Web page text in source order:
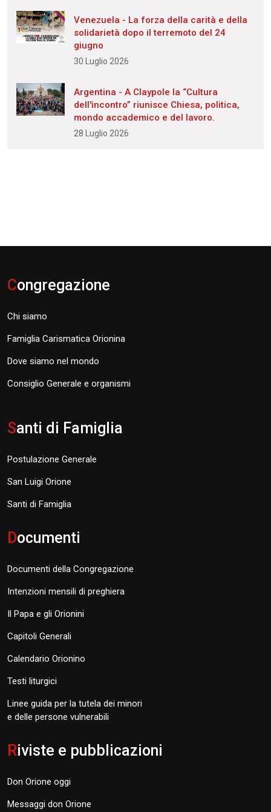
Venezuela - La forza della carità e della
solidarietà dopo il terremoto del 24
giugno
30 Luglio 2026
Argentina - A Claypole la “Cultura
dell'incontro” riunisce Chiesa, politica,
mondo accademico e del lavoro.
28 Luglio 2026
Congregazione
Chi siamo
Famiglia Carismatica Orionina
Dove siamo nel mondo
Consiglio Generale e organismi
Santi di Famiglia
Postulazione Generale
San Luigi Orione
Santi di Famiglia
Documenti
Documenti della Congregazione
Intenzioni mensili di preghiera
Il Papa e gli Orionini
Capitoli Generali
Calendario Orionino
Testi liturgici
Linee guida per la tutela dei minori
e delle persone vulnerabili
Riviste e pubblicazioni
Don Orione oggi
Messaggi don Orione